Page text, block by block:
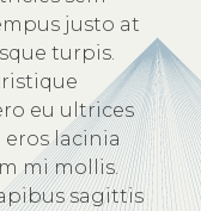
justo at
turpis.
eu ultrices
eros lacinia
mi mollis.
sagittis